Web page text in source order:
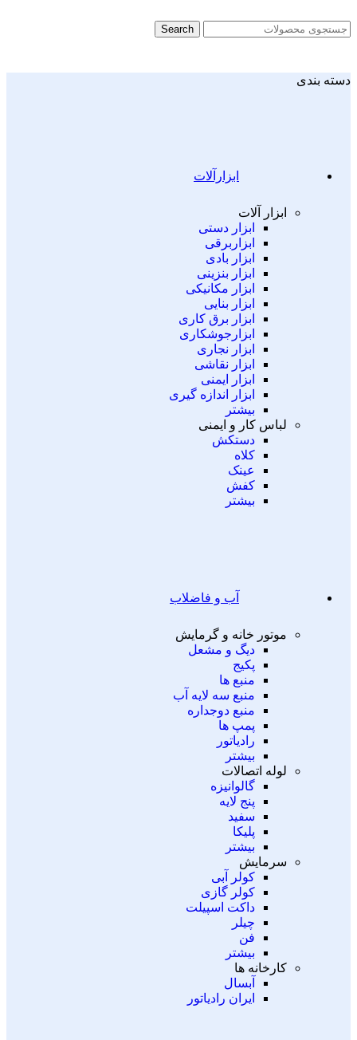
Search
دسته بندی
ابزارآلات
ابزار آلات
ابزار دستی
ابزاربرقی
ابزار بادی
ابزار بنزینی
ابزار مکانیکی
ابزار بنایی
ابزار برق کاری
ابزارجوشکاری
ابزار نجاری
ابزار نقاشی
ابزار ایمنی
ابزار اندازه گیری
بیشتر
لباس کار و ایمنی
دستکش
کلاه
عینک
کفش
بیشتر
آب و فاضلاب
موتور خانه و گرمایش
دیگ و مشعل
پکیج
منبع ها
منبع سه لایه آب
منبع دوجداره
پمپ ها
رادیاتور
بیشتر
لوله اتصالات
گالوانیزه
پنج لایه
سفید
پلیکا
بیشتر
سرمایش
کولر آبی
کولر گازی
داکت اسپیلت
چیلر
فن
بیشتر
کارخانه ها
آبسال
ایران رادیاتور